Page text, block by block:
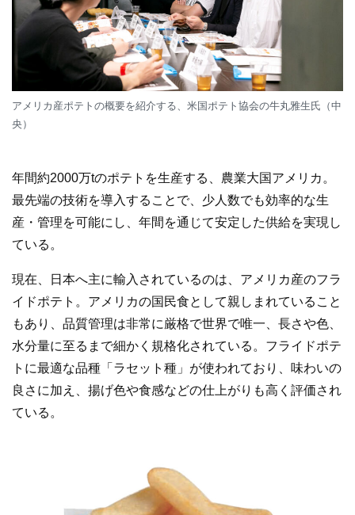
アメリカ産ポテトの概要を紹介する、米国ポテト協会の牛丸雅生氏（中
央）
年間約2000万tのポテトを生産する、農業大国アメリカ。
最先端の技術を導入することで、少人数でも効率的な生
産・管理を可能にし、年間を通じて安定した供給を実現し
ている。
現在、日本へ主に輸入されているのは、アメリカ産のフラ
イドポテト。アメリカの国民食として親しまれていること
もあり、品質管理は非常に厳格で世界で唯一、長さや色、
水分量に至るまで細かく規格化されている。フライドポテ
トに最適な品種「ラセット種」が使われており、味わいの
良さに加え、揚げ色や食感などの仕上がりも高く評価され
ている。